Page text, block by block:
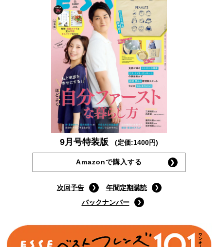
9月号特装版 (定価:1400円)
Amazonで購入する
次回予告
年間定期購読
バックナンバー